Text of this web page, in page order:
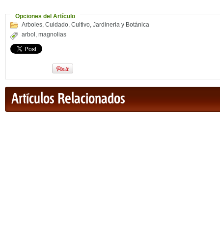
Opciones del Artículo
Arboles, Cuidado, Cultivo, Jardineria y Botánica
arbol , magnolias
Artículos Relacionados